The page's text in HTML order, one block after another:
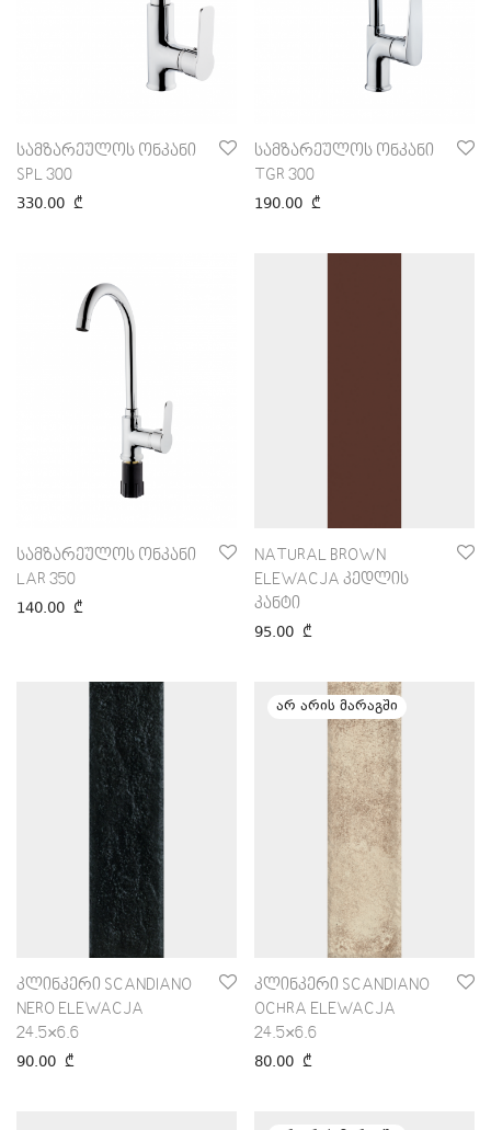
სამზარეულოს ონკანი
SPL 300
330.00 ₾
სამზარეულოს ონკანი
TGR 300
190.00 ₾
სამზარეულოს ონკანი
LAR 350
140.00 ₾
NATURAL BROWN
ELEWACJA კედლის
კანტი
95.00 ₾
კლინკერი SCANDIANO
NERO ELEWACJA
24.5×6.6
90.00 ₾
კლინკერი SCANDIANO
OCHRA ELEWACJA
24.5×6.6
80.00 ₾